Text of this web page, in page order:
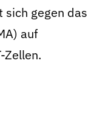
sich gegen das
auf
Zellen.